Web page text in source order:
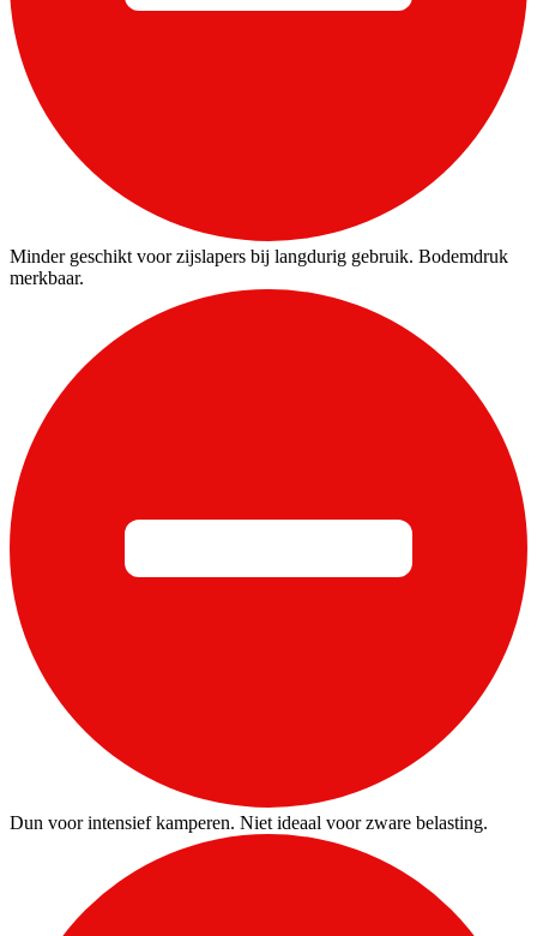
Minder geschikt voor zijslapers bij langdurig gebruik. Bodemdruk
merkbaar.
Dun voor intensief kamperen. Niet ideaal voor zware belasting.